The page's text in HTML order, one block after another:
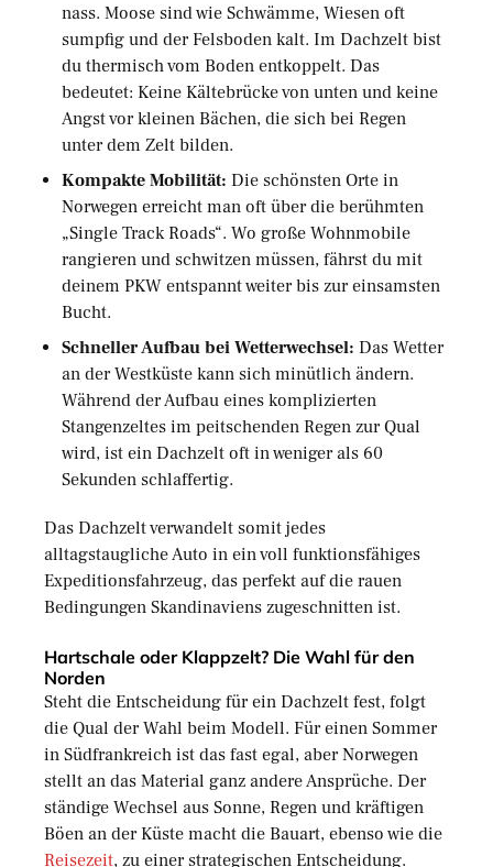
nass. Moose sind wie Schwämme, Wiesen oft
sumpfig und der Felsboden kalt. Im Dachzelt bist
du thermisch vom Boden entkoppelt. Das
bedeutet: Keine Kältebrücke von unten und keine
Angst vor kleinen Bächen, die sich bei Regen
unter dem Zelt bilden.
Kompakte Mobilität: Die schönsten Orte in
Norwegen erreicht man oft über die berühmten
„Single Track Roads“. Wo große Wohnmobile
rangieren und schwitzen müssen, fährst du mit
deinem PKW entspannt weiter bis zur einsamsten
Bucht.
Schneller Aufbau bei Wetterwechsel: Das Wetter
an der Westküste kann sich minütlich ändern.
Während der Aufbau eines komplizierten
Stangenzeltes im peitschenden Regen zur Qual
wird, ist ein Dachzelt oft in weniger als 60
Sekunden schlaffertig.
Das Dachzelt verwandelt somit jedes
alltagstaugliche Auto in ein voll funktionsfähiges
Expeditionsfahrzeug, das perfekt auf die rauen
Bedingungen Skandinaviens zugeschnitten ist.
Hartschale oder Klappzelt? Die Wahl für den
Norden
Steht die Entscheidung für ein Dachzelt fest, folgt
die Qual der Wahl beim Modell. Für einen Sommer
in Südfrankreich ist das fast egal, aber Norwegen
stellt an das Material ganz andere Ansprüche. Der
ständige Wechsel aus Sonne, Regen und kräftigen
Böen an der Küste macht die Bauart, ebenso wie die
Reisezeit, zu einer strategischen Entscheidung.